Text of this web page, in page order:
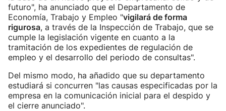
futuro", ha anunciado que el Departamento de
Economía, Trabajo y Empleo "vigilará de forma
rigurosa, a través de la Inspección de Trabajo, que se
cumple la legislación vigente en cuanto a la
tramitación de los expedientes de regulación de
empleo y el desarrollo del periodo de consultas".
Del mismo modo, ha añadido que su departamento
estudiará si concurren "las causas especificadas por la
empresa en la comunicación inicial para el despido y
el cierre anunciado".